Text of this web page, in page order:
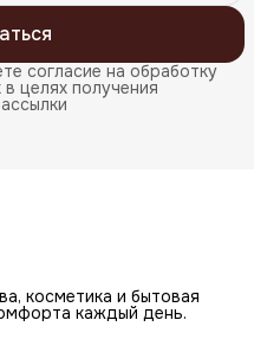
согласие на обработку
целях получения
косметика и бытовая
каждый день.